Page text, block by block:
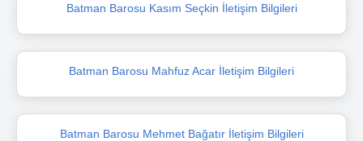
Batman Barosu Kasım Seçkin İletişim Bilgileri
Batman Barosu Mahfuz Acar İletişim Bilgileri
Batman Barosu Mehmet Bağatır İletişim Bilgileri